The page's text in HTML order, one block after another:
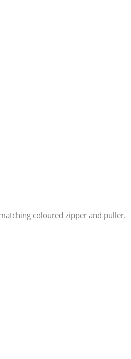
coloured zipper and puller.